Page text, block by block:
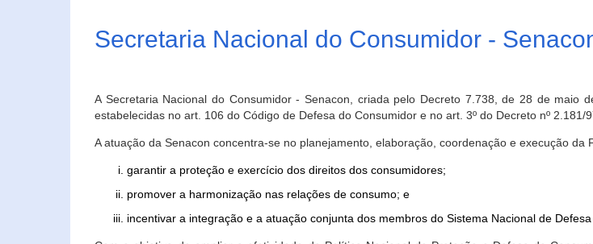
Secretaria Nacional do Consumidor -
A Secretaria Nacional do Consumidor - Senacon, criada pelo Decreto 7.738, de 28 de
estabelecidas no art. 106 do Código de Defesa do Consumidor e no art. 3º do Decreto nº 2.181/
A atuação da Senacon concentra-se no planejamento, elaboração, coordenação e execução
garantir a proteção e exercício dos direitos dos consumidores;
promover a harmonização nas relações de consumo; e
incentivar a integração e a atuação conjunta dos membros do Sistema Nacional de